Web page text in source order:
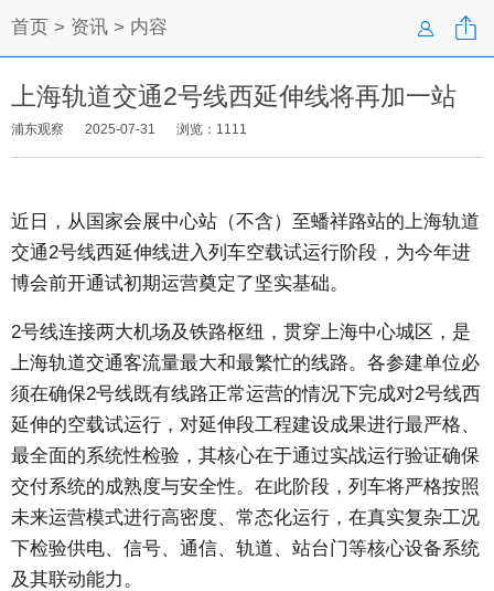
首页 > 资讯 > 内容  
上海轨道交通2号线西延伸线将再加一站
浦东观察 2025-07-31 浏览： 1111
近日，从国家会展中心站（不含）至蟠祥路站的上海轨道
交通2号线西延伸线进入列车空载试运行阶段，为今年进
博会前开通试初期运营奠定了坚实基础。
2号线连接两大机场及铁路枢纽，贯穿上海中心城区，是
上海轨道交通客流量最大和最繁忙的线路。各参建单位必
须在确保2号线既有线路正常运营的情况下完成对2号线西
延伸的空载试运行，对延伸段工程建设成果进行最严格、
最全面的系统性检验，其核心在于通过实战运行验证确保
交付系统的成熟度与安全性。在此阶段，列车将严格按照
未来运营模式进行高密度、常态化运行，在真实复杂工况
下检验供电、信号、通信、轨道、站台门等核心设备系统
及其联动能力。